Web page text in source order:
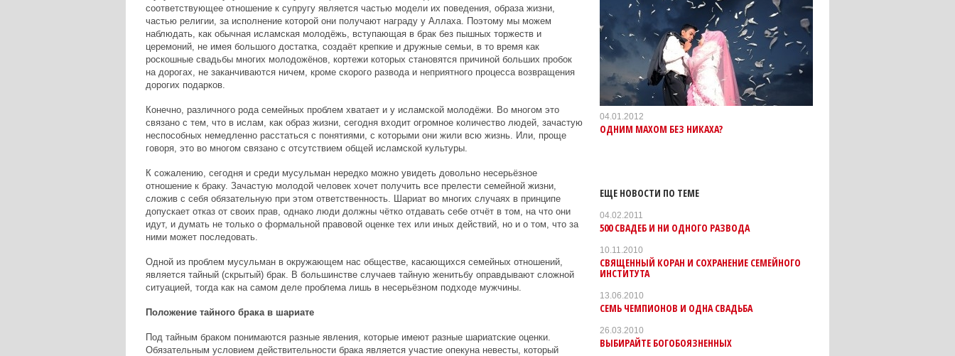
соответствующее отношение к супругу является частью модели их поведения, образа жизни,
частью религии, за исполнение которой они получают награду у Аллаха. Поэтому мы можем
наблюдать, как обычная исламская молодёжь, вступающая в брак без пышных торжеств и
церемоний, не имея большого достатка, создаёт крепкие и дружные семьи, в то время как
роскошные свадьбы многих молодожёнов, кортежи которых становятся причиной больших пробок
на дорогах, не заканчиваются ничем, кроме скорого развода и неприятного процесса возвращения
дорогих подарков.
Конечно, различного рода семейных проблем хватает и у исламской молодёжи. Во многом это
связано с тем, что в ислам, как образ жизни, сегодня входит огромное количество людей, зачастую
неспособных немедленно расстаться с понятиями, с которыми они жили всю жизнь. Или, проще
говоря, это во многом связано с отсутствием общей исламской культуры.
К сожалению, сегодня и среди мусульман нередко можно увидеть довольно несерьёзное
отношение к браку. Зачастую молодой человек хочет получить все прелести семейной жизни,
сложив с себя обязательную при этом ответственность. Шариат во многих случаях в принципе
допускает отказ от своих прав, однако люди должны чётко отдавать себе отчёт в том, на что они
идут, и думать не только о формальной правовой оценке тех или иных действий, но и о том, что за
ними может последовать.
Одной из проблем мусульман в окружающем нас обществе, касающихся семейных отношений,
является тайный (скрытый) брак. В большинстве случаев тайную женитьбу оправдывают сложной
ситуацией, тогда как на самом деле проблема лишь в несерьёзном подходе мужчины.
Положение тайного брака в шариате
Под тайным браком понимаются разные явления, которые имеют разные шариатские оценки.
Обязательным условием действительности брака является участие опекуна невесты, который
04.01.2012
ОДНИМ МАХОМ БЕЗ НИКАХА?
ЕЩЕ НОВОСТИ ПО ТЕМЕ
04.02.2011
500 СВАДЕБ И НИ ОДНОГО РАЗВОДА
10.11.2010
СВЯЩЕННЫЙ КОРАН И СОХРАНЕНИЕ СЕМЕЙНОГО
ИНСТИТУТА
13.06.2010
CЕМЬ ЧЕМПИОНОВ И ОДНА СВАДЬБА
26.03.2010
ВЫБИРАЙТЕ БОГОБОЯЗНЕННЫХ